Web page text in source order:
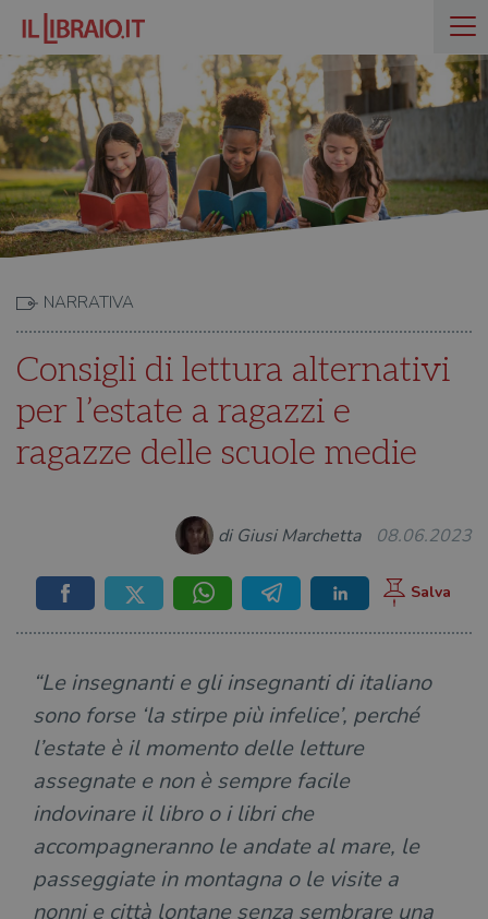
NARRATIVA
Consigli di lettura alternativi
per l’estate a ragazzi e
ragazze delle scuole medie
di Giusi Marchetta 08.06.2023
“Le insegnanti e gli insegnanti di italiano
sono forse ‘la stirpe più infelice’, perché
l’estate è il momento delle letture
assegnate e non è sempre facile
indovinare il libro o i libri che
accompagneranno le andate al mare, le
passeggiate in montagna o le visite a
nonni e città lontane senza sembrare una